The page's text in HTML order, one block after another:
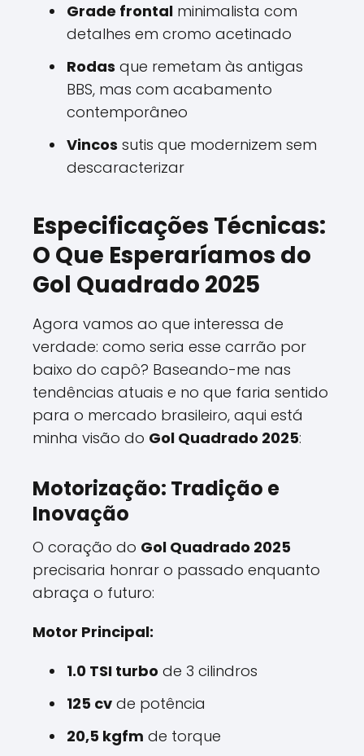
Grade frontal minimalista com
detalhes em cromo acetinado
Rodas que remetam às antigas
BBS, mas com acabamento
contemporâneo
Vincos sutis que modernizem sem
descaracterizar
Especificações Técnicas:
O Que Esperaríamos do
Gol Quadrado 2025
Agora vamos ao que interessa de
verdade: como seria esse carrão por
baixo do capô? Baseando-me nas
tendências atuais e no que faria sentido
para o mercado brasileiro, aqui está
minha visão do Gol Quadrado 2025:
Motorização: Tradição e
Inovação
O coração do Gol Quadrado 2025
precisaria honrar o passado enquanto
abraça o futuro:
Motor Principal:
1.0 TSI turbo de 3 cilindros
125 cv de potência
20,5 kgfm de torque